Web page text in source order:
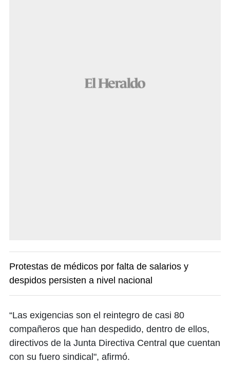
Protestas de médicos por falta de salarios y
despidos persisten a nivel nacional
“Las exigencias son el reintegro de casi 80
compañeros que han despedido, dentro de ellos,
directivos de la Junta Directiva Central que cuentan
con su fuero sindical", afirmó.